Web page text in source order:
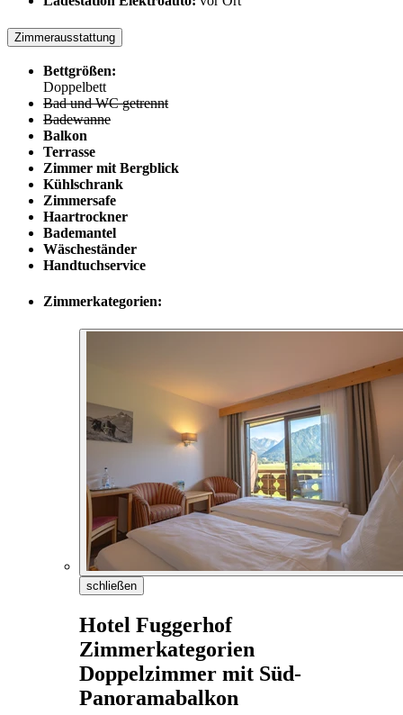
Zimmerausstattung
Bettgrößen:
Doppelbett
Bad und WC getrennt
Badewanne
Balkon
Terrasse
Zimmer mit Bergblick
Kühlschrank
Zimmersafe
Haartrockner
Bademantel
Wäscheständer
Handtuchservice
Zimmerkategorien:
schließen
Hotel Fuggerhof
Zimmerkategorien
Doppelzimmer mit Süd-
Panoramabalkon